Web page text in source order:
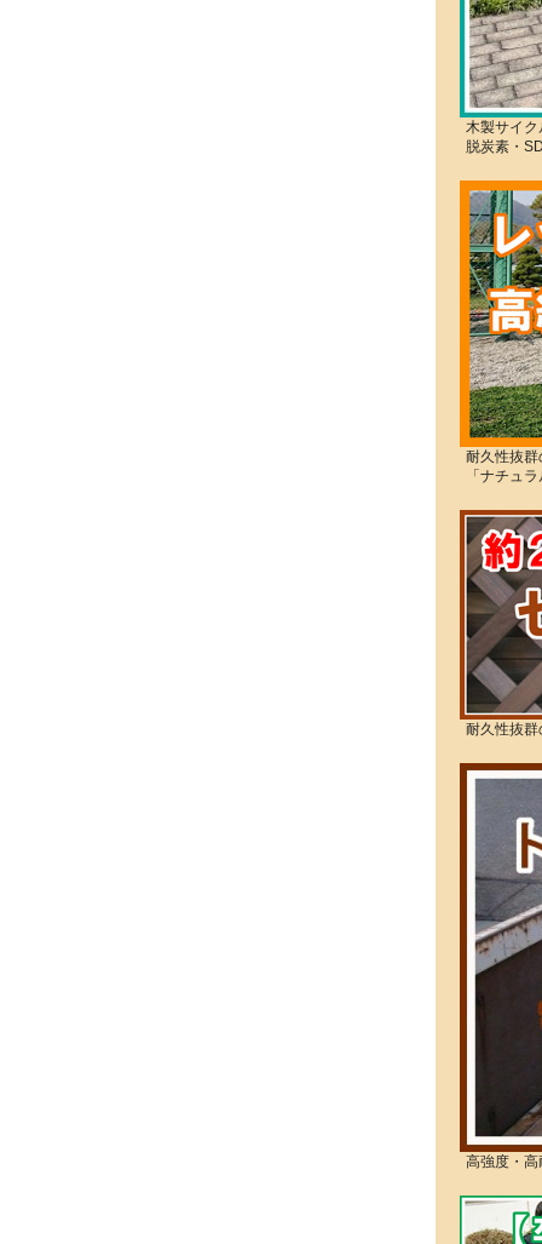
木製サイ
脱炭素・
耐久性抜
「ナチュ
耐久性抜
高強度・